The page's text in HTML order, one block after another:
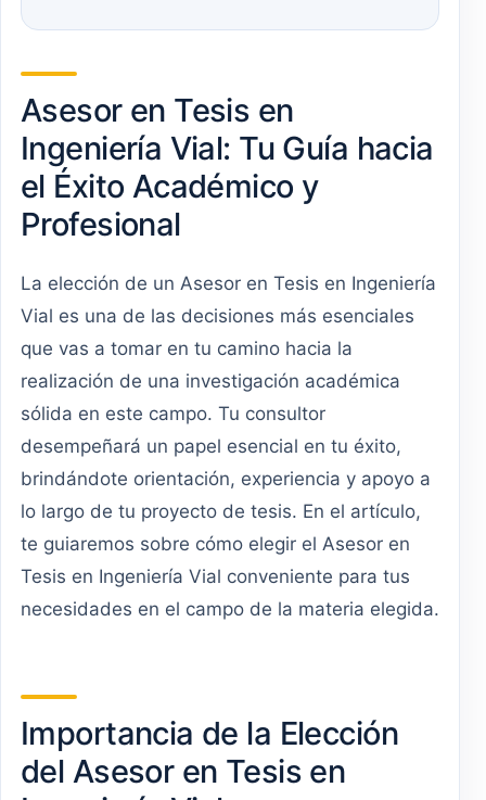
Asesor en Tesis en
Ingeniería Vial: Tu Guía hacia
el Éxito Académico y
Profesional
La elección de un Asesor en Tesis en Ingeniería
Vial es una de las decisiones más esenciales
que vas a tomar en tu camino hacia la
realización de una investigación académica
sólida en este campo. Tu consultor
desempeñará un papel esencial en tu éxito,
brindándote orientación, experiencia y apoyo a
lo largo de tu proyecto de tesis. En el artículo,
te guiaremos sobre cómo elegir el Asesor en
Tesis en Ingeniería Vial conveniente para tus
necesidades en el campo de la materia elegida.
Importancia de la Elección
del Asesor en Tesis en